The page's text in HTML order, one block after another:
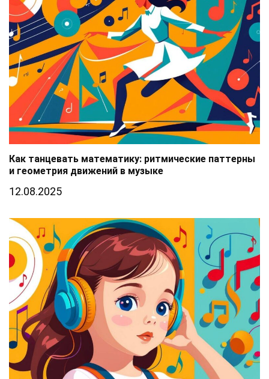
Как танцевать математику: ритмические паттерны
и геометрия движений в музыке
12.08.2025